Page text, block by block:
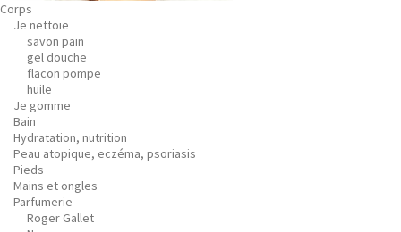
Corps
Je nettoie
savon pain
gel douche
flacon pompe
huile
Je gomme
Bain
Hydratation, nutrition
Peau atopique, eczéma, psoriasis
Pieds
Mains et ongles
Parfumerie
Roger Gallet